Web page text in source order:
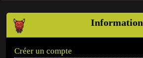
Information
Créer un compte